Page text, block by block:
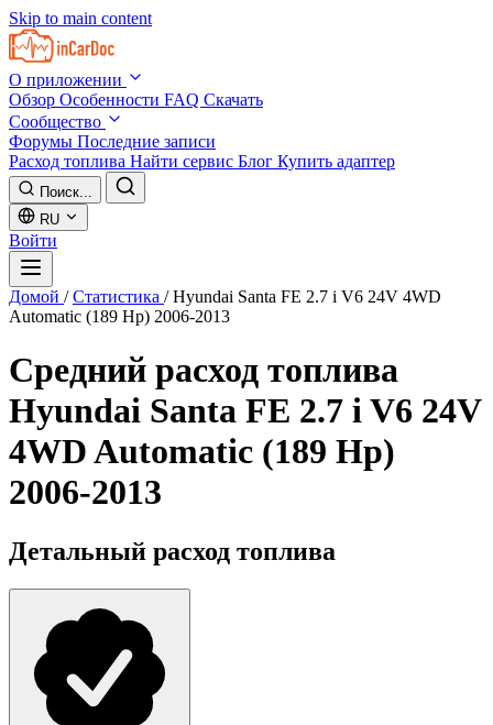
Skip to main content
О приложении
Обзор Особенности FAQ Скачать
Сообщество
Форумы Последние записи
Расход топлива Найти сервис Блог Купить адаптер
Поиск...
RU
Войти
Домой / Статистика / Hyundai Santa FE 2.7 i V6 24V 4WD
Automatic (189 Hp) 2006-2013
Средний расход топлива
Hyundai Santa FE 2.7 i V6 24V
4WD Automatic (189 Hp)
2006-2013
Детальный расход топлива